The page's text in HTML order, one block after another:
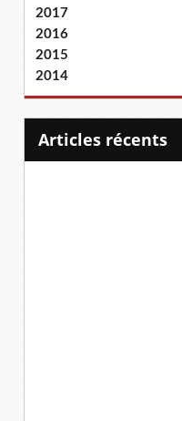
2017
2016
2015
2014
articles récents